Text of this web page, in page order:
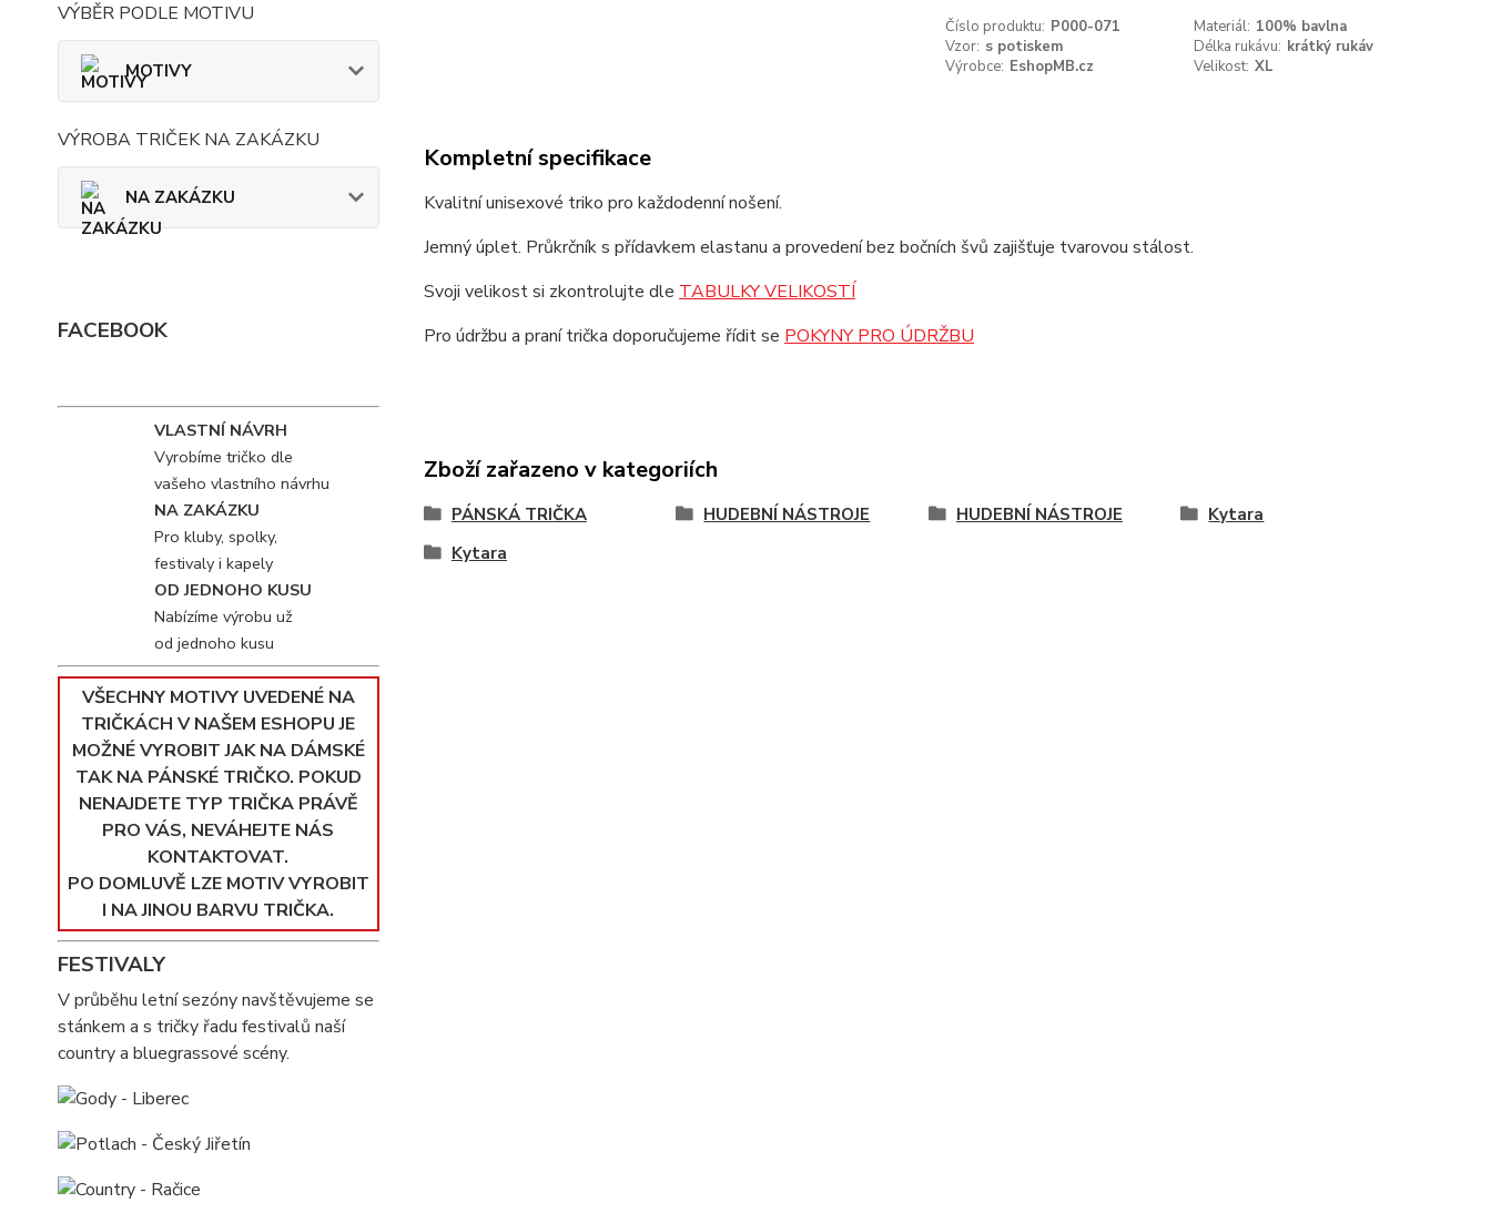
VÝBĚR PODLE MOTIVU
MOTIVY
VÝROBA TRIČEK NA ZAKÁZKU
NA ZAKÁZKU
FACEBOOK
VLASTNÍ NÁVRH
Vyrobíme tričko dle
vašeho vlastního návrhu
NA ZAKÁZKU
Pro kluby, spolky,
festivaly i kapely
OD JEDNOHO KUSU
Nabízíme výrobu už
od jednoho kusu
VŠECHNY MOTIVY UVEDENÉ NA
TRIČKÁCH V NAŠEM ESHOPU JE
MOŽNÉ VYROBIT JAK NA DÁMSKÉ
TAK NA PÁNSKÉ TRIČKO. POKUD
NENAJDETE TYP TRIČKA PRÁVĚ
PRO VÁS, NEVÁHEJTE NÁS
KONTAKTOVAT.
PO DOMLUVĚ LZE MOTIV VYROBIT
I NA JINOU BARVU TRIČKA.
FESTIVALY
V průběhu letní sezóny navštěvujeme se
stánkem a s tričky řadu festivalů naší
country a bluegrassové scény.
Číslo produktu: P000-071 Materiál: 100% bavlna
Vzor: s potiskem Délka rukávu: krátký rukáv
Výrobce: EshopMB.cz Velikost: XL
Kompletní specifikace
Kvalitní unisexové triko pro každodenní nošení.
Jemný úplet. Průkrčník s přídavkem elastanu a provedení bez bočních švů zajišťuje tvarovou stálost.
Svoji velikost si zkontrolujte dle TABULKY VELIKOSTÍ
Pro údržbu a praní trička doporučujeme řídit se POKYNY PRO ÚDRŽBU
Zboží zařazeno v kategoriích
PÁNSKÁ TRIČKA HUDEBNÍ NÁSTROJE HUDEBNÍ NÁSTROJE
Kytara
Kytara